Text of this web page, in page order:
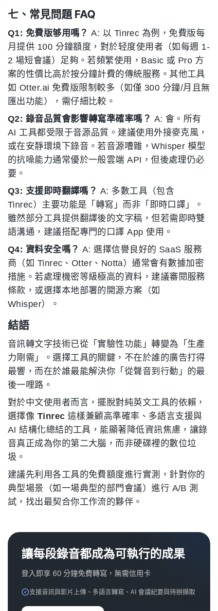
七、常見問題 FAQ
Q1: 免費版够用嗎？ A: 以 Tinrec 為例，免費版每
月提供 100 分鐘額度，對於轻度使用者（如每週 1-
2 場短會議）足夠。若頻繁使用，Basic 或 Pro 方
案的性價比高於按分鐘計費的傳統服務。其他工具
如 Otter.ai 免費版限制較多（如僅 300 分鐘/月且無
匯出功能），需仔細比較。
Q2: 錄音品質會影響轉寫準確率嗎？ A: 會。所有
AI 工具都受限于音源品質。建議使用外接麥克風，
或在安靜環境下錄音。若音源嘈雜，Whisper 模型
的抗噪能力通常優於一般雲端 API，但後處理仍必
要。
Q3: 支援即時翻譯嗎？ A: 多數工具（包含
Tinrec）主要功能是「轉寫」而非「即時口譯」。
雖然部分工具提供翻譯後的文字稿，但若需即時雙
語溝通，建議搭配專門的口譯 App 使用。
Q4: 資料安全嗎？ A: 選擇信譽良好的 SaaS 服務
商（如 Tinrec、Otter、Notta）通常會有數據加密
措施。若處理機密等級極高的資料，建議審閱服務
條款，或選擇本地部署的開源方案（如
Whisper）。
結語
音訊轉文字技術已從「實驗性功能」轉變為「生產
力剛需」。選擇工具的關鍵，不在於誰的廣告打得
最響，而在於誰最能解決你「從聲音到行動」的最
後一哩路。
對於中文使用者而言，擺脫對純英文工具的依賴，
選擇像 Tinrec 這樣兼顧高準確率、多語言支援與
AI 結構化總結的工具，能顯著降低資訊焦慮，讓錄
音真正成為你的第二大腦，而非硬碟裡的數位垃
圾。
建議先利用各工具的免費額度進行實測，針對你的
典型場景（如一場典型的部門會議）進行 A/B 測
試，找出最契合你工作流的夥伴。
讓每段錄音都成為可執行的成果
登入即享 60 分鐘免費轉寫，無需信用卡
支援音訊與影片上傳、多語言轉寫、AI 會議紀要與待辦擷取